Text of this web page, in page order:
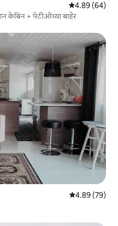
5 पैकी 4.89
4.89 (64)
केबिन + पॅटीओच्या बाहेर
5 पैकी 4.89
4.89 (79)